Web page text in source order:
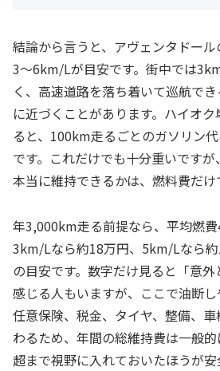
結論から言うと、アヴェンタドー
3〜6km/Lが目安です。街中では
く、高速道路を落ち着いて巡航で
に近づくことがあります。ハイオ
ると、100km走るごとのガソリン
です。これだけでも十分重いです
本当に維持できるかは、燃料費だけ
年3,000km走る前提なら、平均燃費
3km/Lなら約18万円、5km/Lなら
の目安です。数字だけ見ると「意
感じる人もいますが、ここで油断
任意保険、税金、タイヤ、整備、
わるため、年間の総維持費は一般
超まで視野に入れておいたほうが安